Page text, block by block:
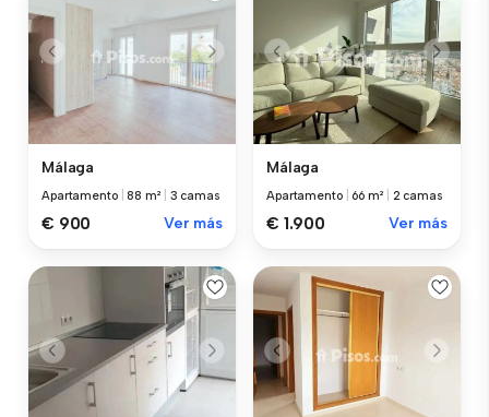
Málaga
Apartamento |88 m² 3 camas
€ 900 Ver más
Málaga
Apartamento 66 m² 2 camas
€ 1.900 Ver más